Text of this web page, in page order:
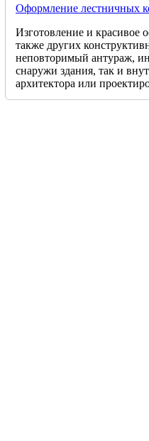
Оформление лестничных
Изготовление и красивое
также других
неповторимый антураж,
снаружи здания, так и
архитектора или